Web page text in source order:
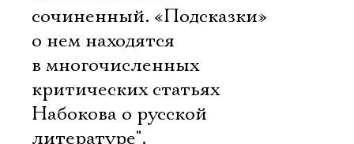
сочиненный. «Подсказки»
о нем находятся
в многочисленных
критических статьях
Набокова о русской
литературе".